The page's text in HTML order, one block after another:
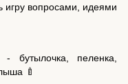
игру вопросами, идеями
бутылочка, пеленка,
🍼